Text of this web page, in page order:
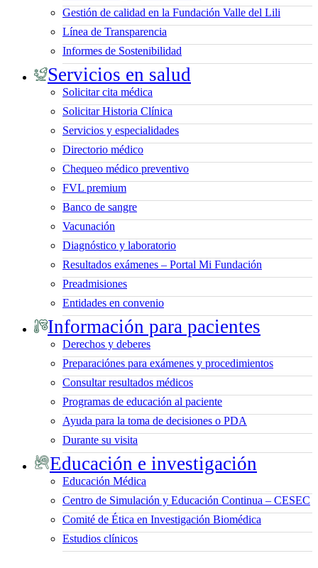
Gestión de calidad en la Fundación Valle del Lili
Línea de Transparencia
Informes de Sostenibilidad
Servicios en salud
Solicitar cita médica
Solicitar Historia Clínica
Servicios y especialidades
Directorio médico
Chequeo médico preventivo
FVL premium
Banco de sangre
Vacunación
Diagnóstico y laboratorio
Resultados exámenes – Portal Mi Fundación
Preadmisiones
Entidades en convenio
Información para pacientes
Derechos y deberes
Preparaciónes para exámenes y procedimientos
Consultar resultados médicos
Programas de educación al paciente
Ayuda para la toma de decisiones o PDA
Durante su visita
Educación e investigación
Educación Médica
Centro de Simulación y Educación Continua – CESEC
Comité de Ética en Investigación Biomédica
Estudios clínicos